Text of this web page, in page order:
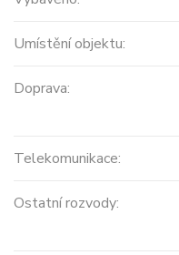
Umístění objektu:
Doprava:
Telekomunikace:
Ostatní rozvody: